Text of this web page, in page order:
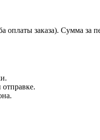
заказа). Сумма за